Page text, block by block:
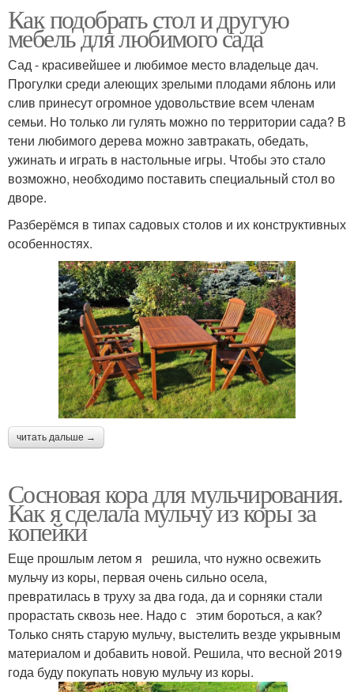
Как подобрать стол и другую
мебель для любимого сада
Сад - красивейшее и любимое место владельце дач.
Прогулки среди алеющих зрелыми плодами яблонь или
слив принесут огромное удовольствие всем членам
семьи. Но только ли гулять можно по территории сада? В
тени любимого дерева можно завтракать, обедать,
ужинать и играть в настольные игры. Чтобы это стало
возможно, необходимо поставить специальный стол во
дворе.
Разберёмся в типах садовых столов и их конструктивных
особенностях.
читать дальше →
Сосновая кора для мульчирования.
Как я сделала мульчу из коры за
копейки
Еще прошлым летом я решила, что нужно освежить
мульчу из коры, первая очень сильно осела,
превратилась в труху за два года, да и сорняки стали
прорастать сквозь нее. Надо с этим бороться, а как?
Только снять старую мульчу, выстелить везде укрывным
материалом и добавить новой. Решила, что весной 2019
года буду покупать новую мульчу из коры.